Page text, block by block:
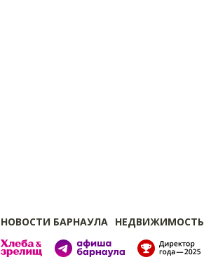
НОВОСТИ БАРНАУЛА НЕДВИЖИМОСТЬ